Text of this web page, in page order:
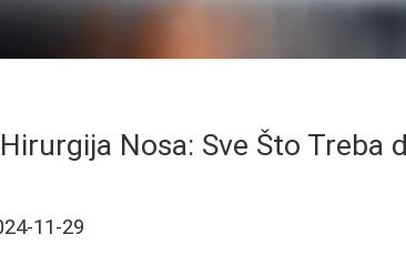
Nosa: Sve Što Treba
11-29